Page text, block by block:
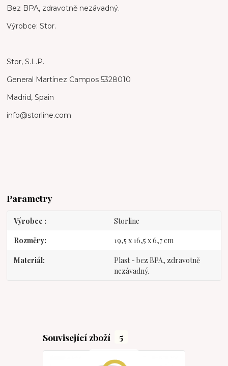
Bez BPA, zdravotně nezávadný.
Výrobce: Stor.
Stor, S.L.P.
General Martínez Campos 5328010
Madrid, Spain
info@storline.com
Parametry
Výrobce Storline
Rozměry 19,5 x 16,5 x 6,7 cm
Materiál
Plast - bez BPA, zdravotně
nezávadný.
Související zboží 5